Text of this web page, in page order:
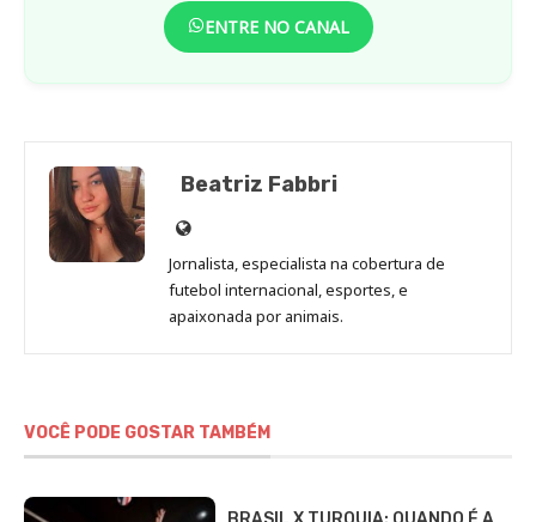
ENTRE NO CANAL
Beatriz Fabbri
Site
de
Beatriz
Fabbri
Jornalista, especialista na cobertura de
futebol internacional, esportes, e
apaixonada por animais.
VOCÊ PODE GOSTAR TAMBÉM